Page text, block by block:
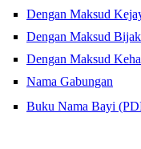
Dengan Maksud
Dengan Maksud
Dengan Maksud
Nama Gabungan
Buku Nama Bayi